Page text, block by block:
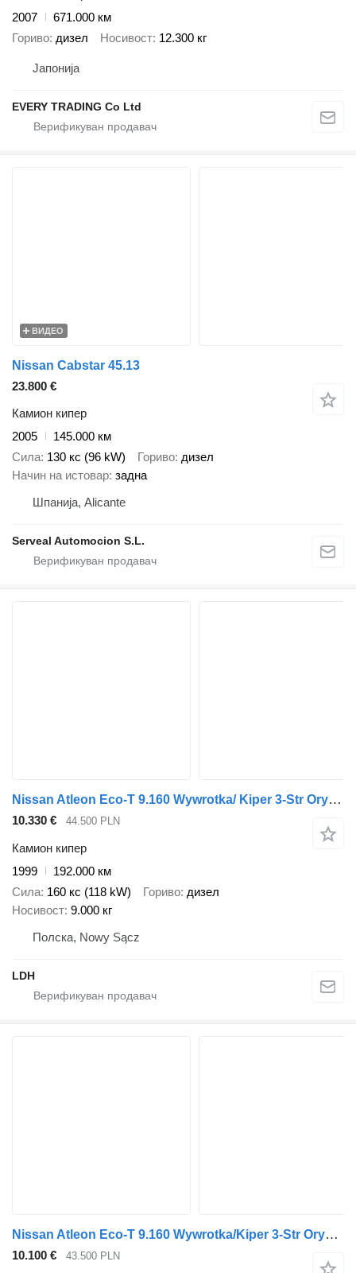
2007
671.000 км
Гориво дизел Носивост 12.300 кг
Јапонија
EVERY TRADING Co Ltd
ВИДЕО
Nissan Cabstar 45.13
23.800 €
Камион кипер
2005
145.000 км
Сила 130 кс (96 kW) Гориво дизел
Начин на истовар задна
Шпанија, Alicante
Serveal Automocion S.L.
Nissan Atleon Eco-T 9.160 Wywrotka/ Kiper 3-Str Oryginał ! Stan * BDB *
10.330 € 44.500 PLN
Камион кипер
1999
192.000 км
Сила 160 кс (118 kW) Гориво дизел
Носивост 9.000 кг
Полска, Nowy Sącz
LDH
Nissan Atleon Eco-T 9.160 Wywrotka/Kiper 3-Str Oryginał Wolny Most ! B
10.100 € 43.500 PLN